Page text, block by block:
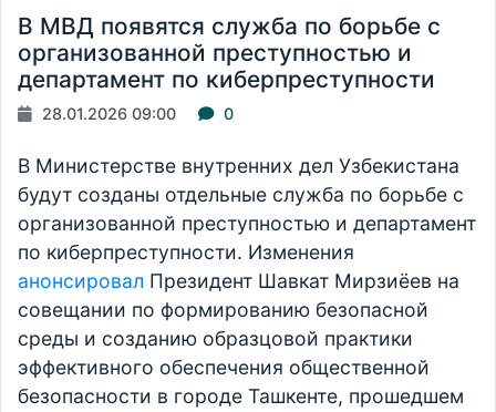
В МВД появятся служба по борьбе с
организованной преступностью и
департамент по киберпреступности
28.01.2026 09:00 0
В Министерстве внутренних дел Узбекистана
будут созданы отдельные служба по борьбе с
организованной преступностью и департамент
по киберпреступности. Изменения
анонсировал Президент Шавкат Мирзиёев на
совещании по формированию безопасной
среды и созданию образцовой практики
эффективного обеспечения общественной
безопасности в городе Ташкенте, прошедшем